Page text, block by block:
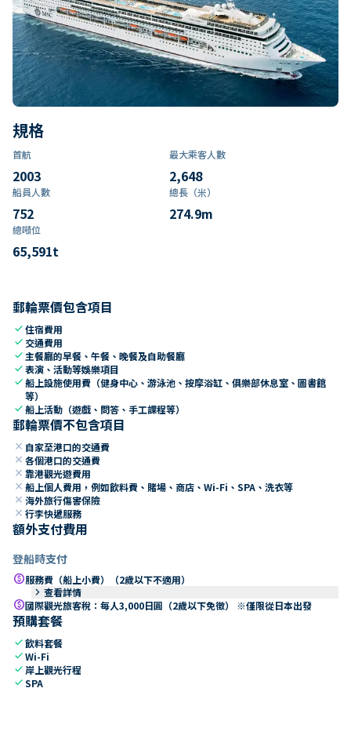
規格
首航
2003
最大乘客人數
2,648
船員人數
752
總長（米）
274.9m
總噸位
65,591t
郵輪票價包含項目
check住宿費用
check 交通費用
check 主餐廳的早餐、午餐、晚餐及自助餐廳
check表演、活動等娛樂項目
check船上設施使用費（健身中心、游泳池、按摩浴缸、俱樂部休息室、圖書館
等）
check船上活動（遊戲、問答、手工課程等）
郵輪票價不包含項目
close 自家至港口的交通費
close 各個港口的交通費
close 靠港觀光遊費用
close 船上個人費用，例如飲料費、賭場、商店、Wi-Fi、SPA、洗衣等
close 海外旅行傷害保險
close 行李快遞服務
額外支付費用
登船時支付
paid服務費（船上小費）（2歲以下不適用）
keyboard_arrow_right 查看詳情
paid國際觀光旅客稅：每人3,000日圓（2歲以下免徵） ※僅限從日本出發
預購套餐
check飲料套餐
checkWi-Fi
check 岸上觀光行程
checkSPA